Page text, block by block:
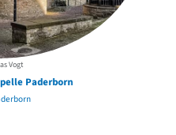
Vogt
Paderborn